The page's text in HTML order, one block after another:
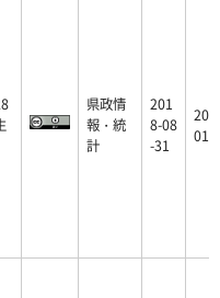
県政情
報・統
計
201
8-08
-31
01-